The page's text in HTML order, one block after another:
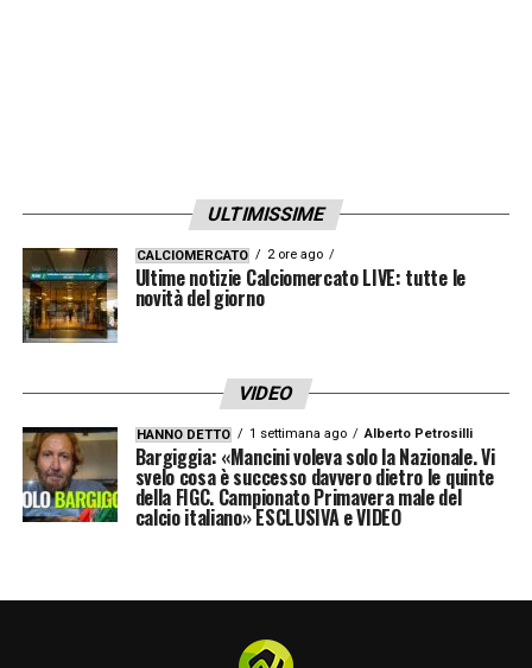
ULTIMISSIME
CALCIOMERCATO 2 ore ago
Ultime notizie Calciomercato LIVE: tutte le
novità del giorno
VIDEO
HANNO DETTO 1 settimana ago Alberto Petrosilli
Bargiggia: «Mancini voleva solo la Nazionale. Vi
svelo cosa è successo davvero dietro le quinte
della FIGC. Campionato Primavera male del
calcio italiano» ESCLUSIVA e VIDEO